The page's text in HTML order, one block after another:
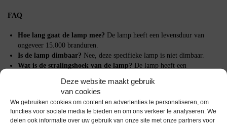
Deze website maakt gebruik
van cookies
We gebruiken cookies om content en advertenties te personaliseren, om
functies voor sociale media te bieden en om ons verkeer te analyseren. We
delen ook informatie over uw gebruik van onze site met onze partners voor
FAQ
Hoe lang gaat de lamp mee? De lamp heeft een levensduur van
ongeveer 15.000 branduren.
Is de lamp dimbaar? Nee, deze specifieke lamp is niet dimbaar.
Wat is de stralingshoek van de lamp? De lamp heeft een
Belangrijke Specificaties
Vermogen: 2W